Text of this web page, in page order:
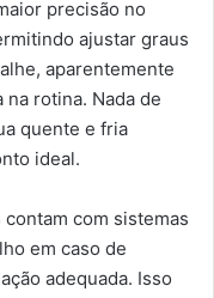
precisão no
ajustar graus
aparentemente
rotina. Nada de
quente e fria
ideal.
com sistemas
em caso de
adequada. Isso